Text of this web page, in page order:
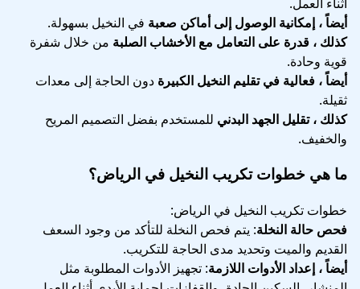
أيضاً ، إمكانية الوصول إلى أماكن صعبة في النخيل بسهولة.
كذلك ، قدرة على التعامل مع الأخشاب الصلبة من خلال شفرة
قوية وحادة.
أيضاً ، فعالية في تقليم النخيل الكبيرة دون الحاجة إلى معدات
ثقيلة.
كذلك ، تقليل الجهد البدني للمستخدم بفضل التصميم المريح
والخفيف.
ما هي خطوات تكريب النخيل في الرياض؟
خطوات تكريب النخيل في الرياض:
فحص حالة النخلة: يتم فحص النخلة للتأكد من وجود السعف
القديم والميت وتحديد مدى الحاجة للتكريب.
أيضاً ، إعداد الأدوات اللازمة: تجهيز الأدوات المطلوبة مثل